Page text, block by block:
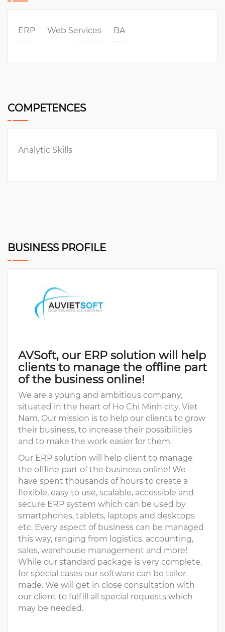
ERP Web Services BA
COMPETENCES
Analytic Skills
BUSINESS PROFILE
AVSoft, our ERP solution will help
clients to manage the offline part
of the business online!
We are a young and ambitious company,
situated in the heart of Ho Chi Minh city, Viet
Nam. Our mission is to help our clients to grow
their business, to increase their possibilities
and to make the work easier for them.
Our ERP solution will help client to manage
the offline part of the business online! We
have spent thousands of hours to create a
flexible, easy to use, scalable, accessible and
secure ERP system which can be used by
smartphones, tablets, laptops and desktops
etc. Every aspect of business can be managed
this way, ranging from logistics, accounting,
sales, warehouse management and more!
While our standard package is very complete,
for special cases our software can be tailor
made. We will get in close consultation with
our client to fulfill all special requests which
may be needed.